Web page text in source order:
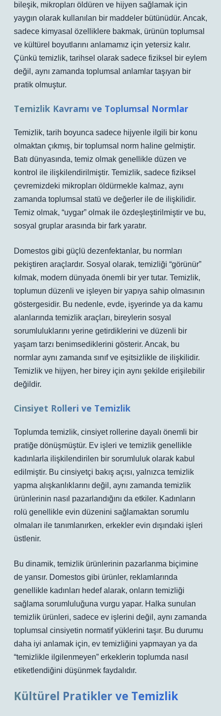
bileşik, mikropları öldüren ve hijyen sağlamak için
yaygın olarak kullanılan bir maddeler bütünüdür. Ancak,
sadece kimyasal özelliklere bakmak, ürünün toplumsal
ve kültürel boyutlarını anlamamız için yetersiz kalır.
Çünkü temizlik, tarihsel olarak sadece fiziksel bir eylem
değil, aynı zamanda toplumsal anlamlar taşıyan bir
pratik olmuştur.
Temizlik Kavramı ve Toplumsal Normlar
Temizlik, tarih boyunca sadece hijyenle ilgili bir konu
olmaktan çıkmış, bir toplumsal norm haline gelmiştir.
Batı dünyasında, temiz olmak genellikle düzen ve
kontrol ile ilişkilendirilmiştir. Temizlik, sadece fiziksel
çevremizdeki mikropları öldürmekle kalmaz, aynı
zamanda toplumsal statü ve değerler ile de ilişkilidir.
Temiz olmak, “uygar” olmak ile özdeşleştirilmiştir ve bu,
sosyal gruplar arasında bir fark yaratır.
Domestos gibi güçlü dezenfektanlar, bu normları
pekiştiren araçlardır. Sosyal olarak, temizliği “görünür”
kılmak, modern dünyada önemli bir yer tutar. Temizlik,
toplumun düzenli ve işleyen bir yapıya sahip olmasının
göstergesidir. Bu nedenle, evde, işyerinde ya da kamu
alanlarında temizlik araçları, bireylerin sosyal
sorumluluklarını yerine getirdiklerini ve düzenli bir
yaşam tarzı benimsediklerini gösterir. Ancak, bu
normlar aynı zamanda sınıf ve eşitsizlikle de ilişkilidir.
Temizlik ve hijyen, her birey için aynı şekilde erişilebilir
değildir.
Cinsiyet Rolleri ve Temizlik
Toplumda temizlik, cinsiyet rollerine dayalı önemli bir
pratiğe dönüşmüştür. Ev işleri ve temizlik genellikle
kadınlarla ilişkilendirilen bir sorumluluk olarak kabul
edilmiştir. Bu cinsiyetçi bakış açısı, yalnızca temizlik
yapma alışkanlıklarını değil, aynı zamanda temizlik
ürünlerinin nasıl pazarlandığını da etkiler. Kadınların
rolü genellikle evin düzenini sağlamaktan sorumlu
olmaları ile tanımlanırken, erkekler evin dışındaki işleri
üstlenir.
Bu dinamik, temizlik ürünlerinin pazarlanma biçimine
de yansır. Domestos gibi ürünler, reklamlarında
genellikle kadınları hedef alarak, onların temizliği
sağlama sorumluluğuna vurgu yapar. Halka sunulan
temizlik ürünleri, sadece ev işlerini değil, aynı zamanda
toplumsal cinsiyetin normatif yüklerini taşır. Bu durumu
daha iyi anlamak için, ev temizliğini yapmayan ya da
“temizlikle ilgilenmeyen” erkeklerin toplumda nasıl
etiketlendiğini düşünmek faydalıdır.
Kültürel Pratikler ve Temizlik